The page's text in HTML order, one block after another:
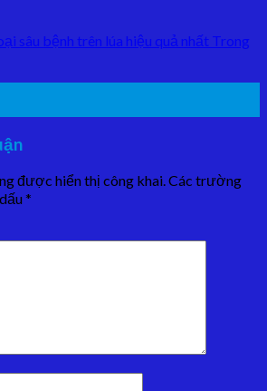
sâu bệnh trên lúa hiệu quả nhất Trong
được hiển thị công khai.Các trường
*